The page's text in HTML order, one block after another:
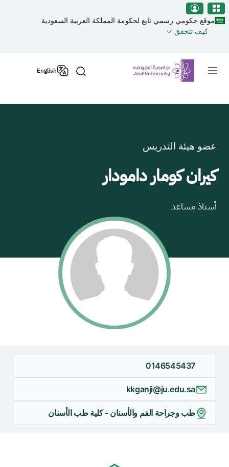
منطقة الجوف-جامعة الجوف
تجاوز إلى المحتوى الرئيسي
موقع حكومي رسمي تابع لحكومة المملكة العربية السعودية
كيف تتحقق
Primary menu
English
عضو هيئة التدريس
كيران كومار دامودار
أستاذ مساعد
0146545437
kkganji@ju.edu.sa
طب وجراحة الفم والأسنان - كلية طب الأسنان